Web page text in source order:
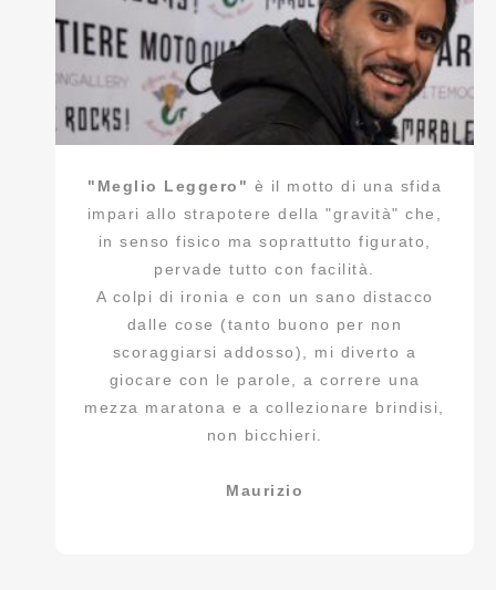
"Meglio Leggero" è il motto di una sfida
impari allo strapotere della "gravità" che,
in senso fisico ma soprattutto figurato,
pervade tutto con facilità.
A colpi di ironia e con un sano distacco
dalle cose (tanto buono per non
scoraggiarsi addosso), mi diverto a
giocare con le parole, a correre una
mezza maratona e a collezionare brindisi,
non bicchieri.
Maurizio